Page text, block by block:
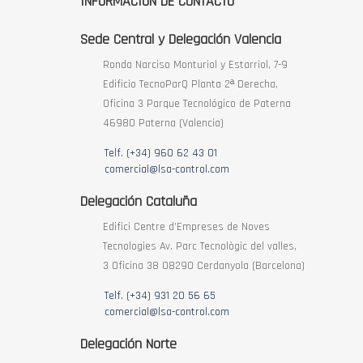
Sede Central y Delegación Valencia
Ronda Narciso Monturiol y Estarriol, 7-9
Edificio TecnoParQ Planta 2ª Derecha,
Oficina 3 Parque Tecnológico de Paterna
46980 Paterna (Valencia)
Telf. (+34) 960 62 43 01
comercial@lsa-control.com
Delegación Cataluña
Edifici Centre d’Empreses de Noves
Tecnologies Av. Parc Tecnològic del valles,
3 Oficina 38 08290 Cerdanyola (Barcelona)
Telf. (+34) 931 20 56 65
comercial@lsa-control.com
Delegación Norte